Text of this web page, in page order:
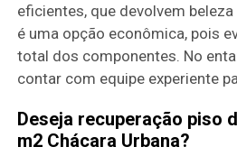
eficientes, que devolvem
é uma opção econômica, pois
total dos componentes. No
contar com equipe experiente
Deseja recuperação piso
m2 Chácara Urbana?